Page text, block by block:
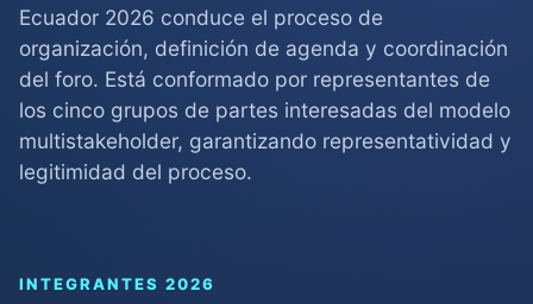
Ecuador 2026 conduce el proceso de
organización, definición de agenda y coordinación
del foro. Está conformado por representantes de
los cinco grupos de partes interesadas del modelo
multistakeholder, garantizando representatividad y
legitimidad del proceso.
INTEGRANTES 2026